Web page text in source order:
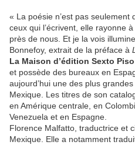
« La poésie n’est pas seulement
ceux qui l’écrivent, elle rayonne
près de nous. Et je la vois
Bonnefoy, extrait de la préface à
La Maison d’édition Sexto Piso
et possède des bureaux en
aujourd’hui une des plus
Mexique. Les titres de son
en Amérique centrale, en
Venezuela et en Espagne.
Florence Malfatto, traductrice et
Mexique. Elle a notamment